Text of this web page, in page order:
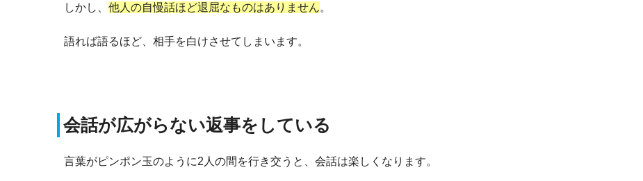
しかし、 他人の自慢話ほど退屈なものはありません。
語れば語るほど、相手を白けさせてしまいます。
会話が広がらない返事をしている
言葉がピンポン玉のように2人の間を行き交うと、会話は楽しくなります。